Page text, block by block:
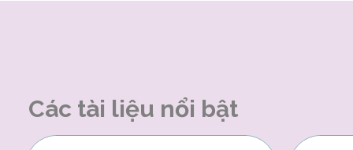
Các tài liệu nổi bật